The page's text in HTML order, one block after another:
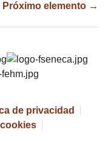
Próximo elemento →
de privacidad